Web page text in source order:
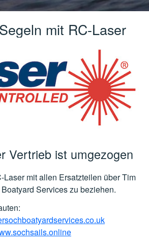
mit RC-Laser
Vertrieb ist umgezogen
Laser mit allen Ersatzteilen über Tim
Services zu beziehen.